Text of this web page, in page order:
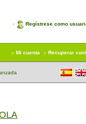
Regístrese como
Mi cuenta Recuperar